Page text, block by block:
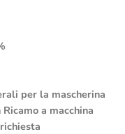
per la mascherina
a macchina